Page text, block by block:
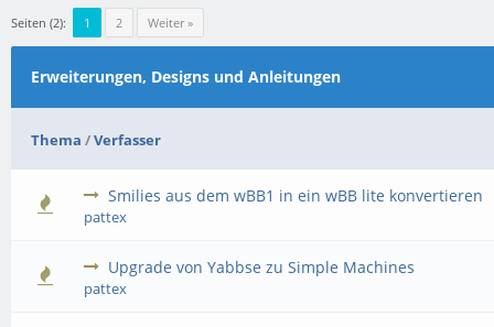
Seiten (2): 1 2 Weiter »
Erweiterungen, Designs und Anleitungen
Thema /Verfasser
Smilies aus dem wBB1 in ein wBB lite konvertieren
pattex
Upgrade von Yabbse zu Simple Machines
pattex